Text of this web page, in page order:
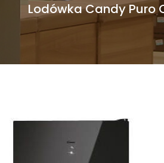
Lodówka Candy Puro